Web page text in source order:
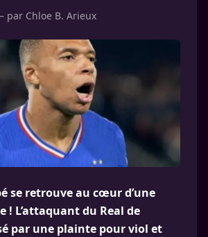
– par Chloe B. Arieux
se retrouve au cœur d’une
! L’attaquant du Real de
par une plainte pour viol et